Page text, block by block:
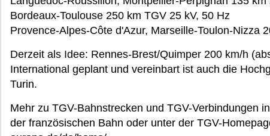
Bordeaux-Toulouse 250 km TGV 25 kV, 50 Hz
Provence-Alpes-Côte d'Azur, Marseille-Toulon-Nizza
Derzeit als Idee: Rennes-Brest/Quimper 200 km/h
International geplant und vereinbart ist auch die
Turin.
Mehr zu TGV-Bahnstrecken und TGV-Verbindungen
der französischen Bahn oder unter der TGV-